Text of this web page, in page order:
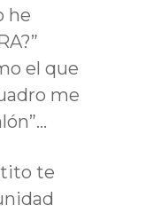
he
el que
me
te